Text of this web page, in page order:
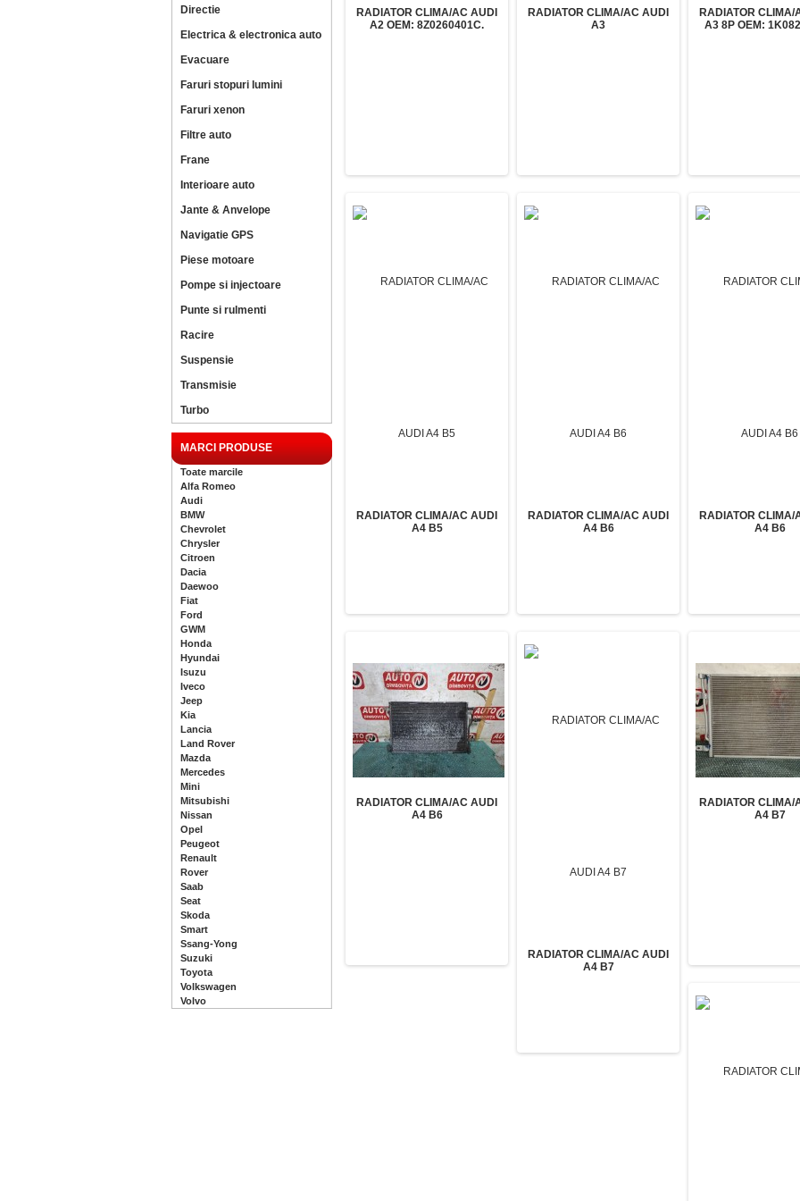
Directie
Electrica & electronica auto
Evacuare
Faruri stopuri lumini
Faruri xenon
Filtre auto
Frane
Interioare auto
Jante & Anvelope
Navigatie GPS
Piese motoare
Pompe si injectoare
Punte si rulmenti
Racire
Suspensie
Transmisie
Turbo
MARCI PRODUSE
Toate marcile
Alfa Romeo
Audi
BMW
Chevrolet
Chrysler
Citroen
Dacia
Daewoo
Fiat
Ford
GWM
Honda
Hyundai
Isuzu
Iveco
Jeep
Kia
Lancia
Land Rover
Mazda
Mercedes
Mini
Mitsubishi
Nissan
Opel
Peugeot
Renault
Rover
Saab
Seat
Skoda
Smart
Ssang-Yong
Suzuki
Toyota
Volkswagen
Volvo
RADIATOR CLIMA/AC AUDI
A2 OEM: 8Z0260401C.
RADIATOR CLIMA/AC AUDI
A3
RADIATOR CLIMA/
A3 8P OEM:
RADIATOR CLIMA/AC AUDI
A4 B5
RADIATOR CLIMA/AC AUDI
A4 B6
RADIATOR CLIMA/
A4 B6
RADIATOR CLIMA/AC AUDI
A4 B6
RADIATOR CLIMA/AC AUDI
A4 B7
RADIATOR CLIMA/
A4 B7